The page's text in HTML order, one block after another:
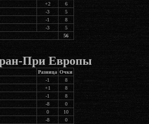
+2
6
-3
5
-1
8
-3
5
56
При Европы
Разница Очки
-1
8
+1
8
-1
8
-8
0
0
10
-8
0